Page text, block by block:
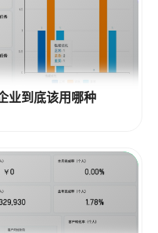
业到底该用哪种